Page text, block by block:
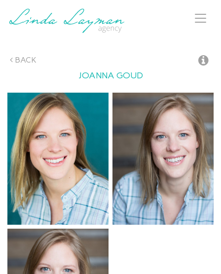
BACK
JOANNA GOUD